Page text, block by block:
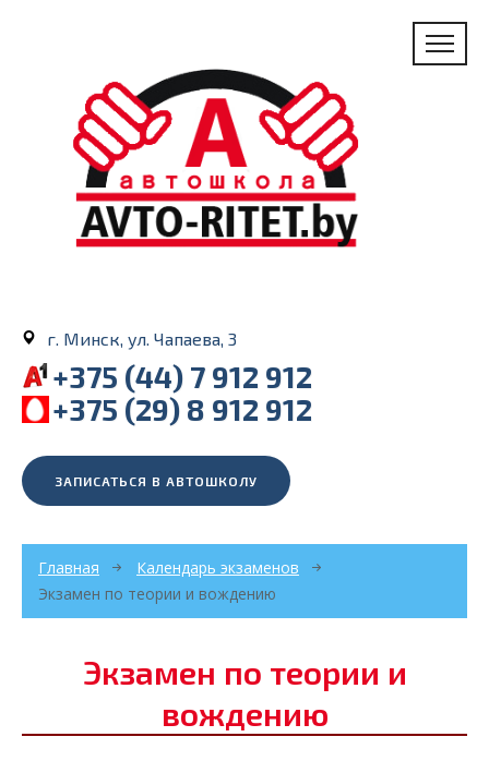
г. Минск, ул. Чапаева, 3
+375 (44) 7 912 912
+375 (29) 8 912 912
ЗАПИСАТЬСЯ В АВТОШКОЛУ
Главная
Календарь экзаменов
Экзамен по теории и вождению
Экзамен по теории и
вождению